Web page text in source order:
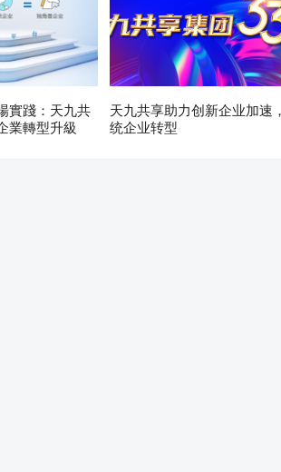
實踐：天九共
業轉型升級
天九共享助力创新企业加速
统企业转型